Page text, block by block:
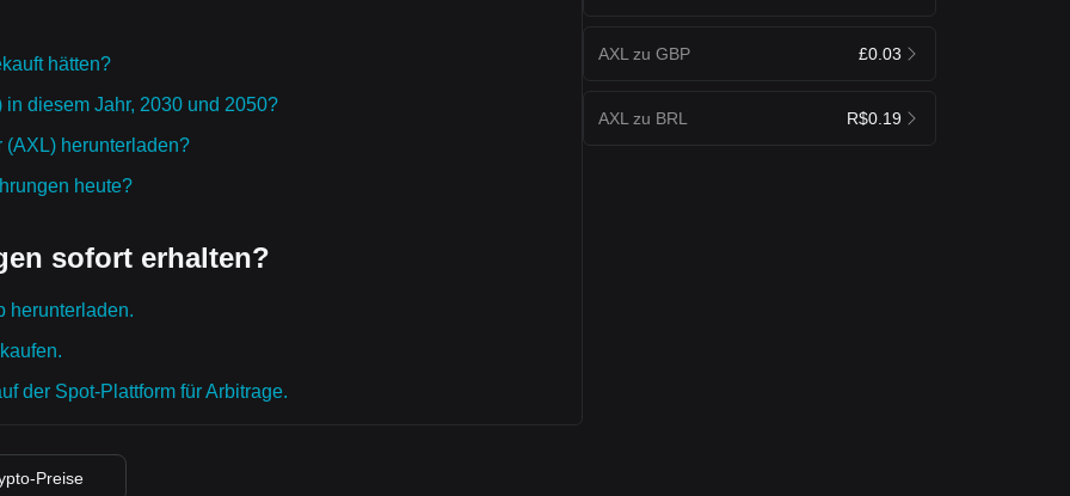
hätten?
diesem Jahr, 2030 und 2050?
(AXL) herunterladen?
heute?
sofort erhalten?
herunterladen.
der Spot-Plattform für Arbitrage.
Preise
AXL zu GBP £0.03
AXL zu BRL R$0.19